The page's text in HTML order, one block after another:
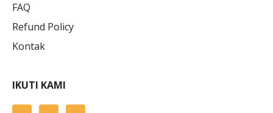
FAQ
Refund Policy
Kontak
IKUTI KAMI